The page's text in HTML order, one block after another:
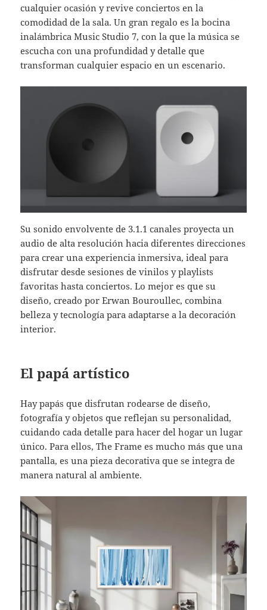
cualquier ocasión y revive conciertos en la
comodidad de la sala. Un gran regalo es la bocina
inalámbrica Music Studio 7, con la que la música se
escucha con una profundidad y detalle que
transforman cualquier espacio en un escenario.
Su sonido envolvente de 3.1.1 canales proyecta un
audio de alta resolución hacia diferentes direcciones
para crear una experiencia inmersiva, ideal para
disfrutar desde sesiones de vinilos y playlists
favoritas hasta conciertos. Lo mejor es que su
diseño, creado por Erwan Bouroullec, combina
belleza y tecnología para adaptarse a la decoración
interior.
El papá artístico
Hay papás que disfrutan rodearse de diseño,
fotografía y objetos que reflejan su personalidad,
cuidando cada detalle para hacer del hogar un lugar
único. Para ellos, The Frame es mucho más que una
pantalla, es una pieza decorativa que se integra de
manera natural al ambiente.